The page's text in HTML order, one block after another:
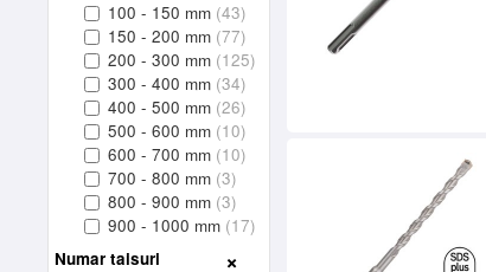
100 - 150 mm (43)
150 - 200 mm (77)
200 - 300 mm (125)
300 - 400 mm (34)
400 - 500 mm (26)
500 - 600 mm (10)
600 - 700 mm (10)
700 - 800 mm (3)
800 - 900 mm (3)
900 - 1000 mm (17)
Numar taisuri